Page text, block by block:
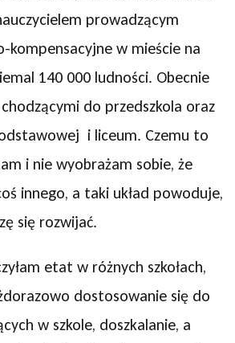
prowadzącym
kompensacyjne w mieście na
140 000 ludności. Obecnie
do przedszkola oraz
i liceum. Czemu to
i nie wyobrażam sobie, że
innego, a taki układ powoduje,
się rozwijać.
etat w różnych szkołach,
dostosowanie się do
w szkole, doszkalanie, a